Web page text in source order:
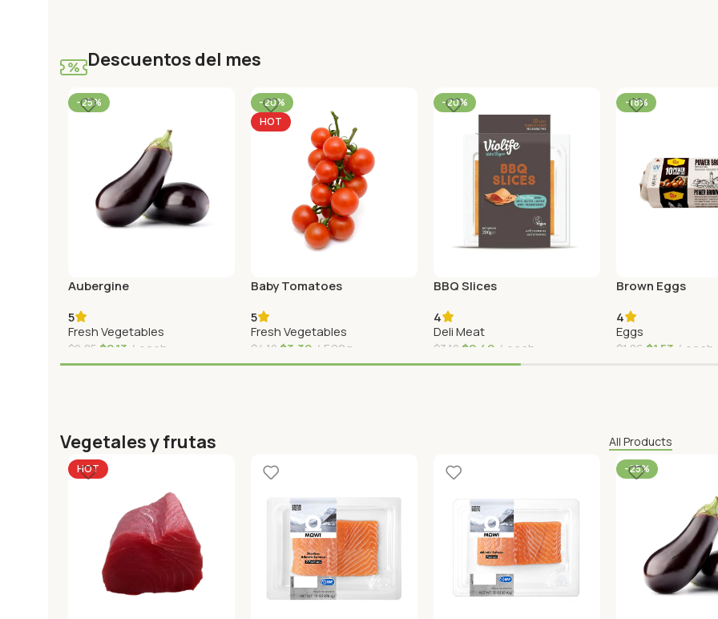
Descuentos del mes
-25%
Aubergine
5
Fresh Vegetables
$2,85 $2,13 each
-20%
HOT
Baby Tomatoes
5
Fresh Vegetables
$4,10 $3,30 500g
-20%
BBQ Slices
4
Deli Meat
$3,12 $2,49 each
-18%
Brown Eggs
4
Eggs
$1,86 $1,53 each
Vegetales y frutas All Products
HOT -25%